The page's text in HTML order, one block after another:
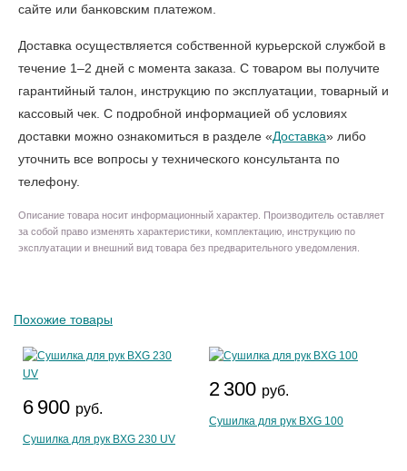
сайте или банковским платежом.
Доставка осуществляется собственной курьерской службой в
течение 1–2 дней с момента заказа. С товаром вы получите
гарантийный талон, инструкцию по эксплуатации, товарный и
кассовый чек. С подробной информацией об условиях
доставки можно ознакомиться в разделе «Доставка» либо
уточнить все вопросы у технического консультанта по
телефону.
Описание товара носит информационный характер. Производитель оставляет
за собой право изменять характеристики, комплектацию, инструкцию по
эксплуатации и внешний вид товара без предварительного уведомления.
Похожие товары
6 900 руб.
Сушилка для рук BXG 230 UV
2 300 руб.
Сушилка для рук BXG 100